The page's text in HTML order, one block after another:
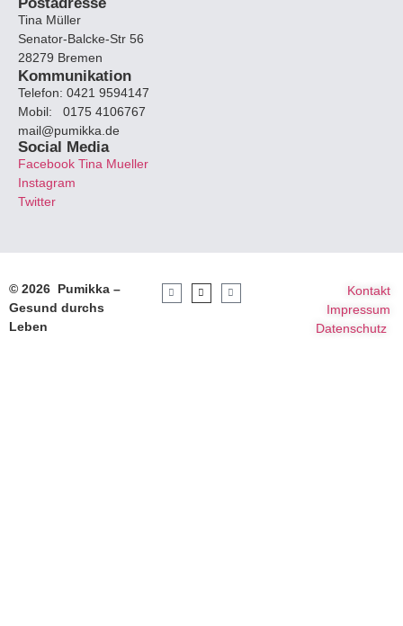
Tina Müller
Senator-Balcke-Str 56
28279 Bremen
Kommunikation
Telefon: 0421 9594147
Mobil: 0175 4106767
mail@pumikka.de
Social Media
Facebook Tina Mueller
Instagram
Twitter
© 2026 Pumikka –
Gesund durchs
Leben
Kontakt
Impressum
Datenschutz